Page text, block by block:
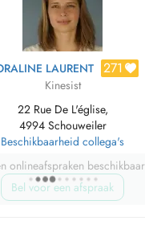
LAURENT 271
Kinesist
22 Rue De L'église,
4994 Schouweiler
Beschikbaarheid collega's
onlineafspraken beschikbaar
Bel voor een afspraak